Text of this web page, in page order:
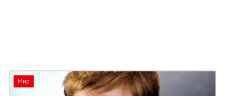
Мир